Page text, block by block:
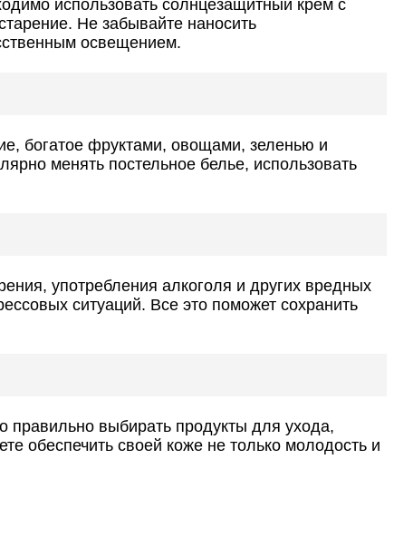
использовать солнцезащитный крем с
Не забывайте наносить
освещением.
богатое фруктами, овощами, зеленью и
менять постельное белье, использовать
употребления алкоголя и других вредных
ситуаций. Все это поможет сохранить
правильно выбирать продукты для ухода,
обеспечить своей коже не только молодость и